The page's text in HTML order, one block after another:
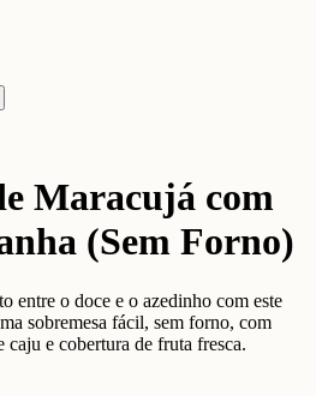
Maracujá com
(Sem Forno)
entre o doce e o azedinho com este
sobremesa fácil, sem forno, com
caju e cobertura de fruta fresca.